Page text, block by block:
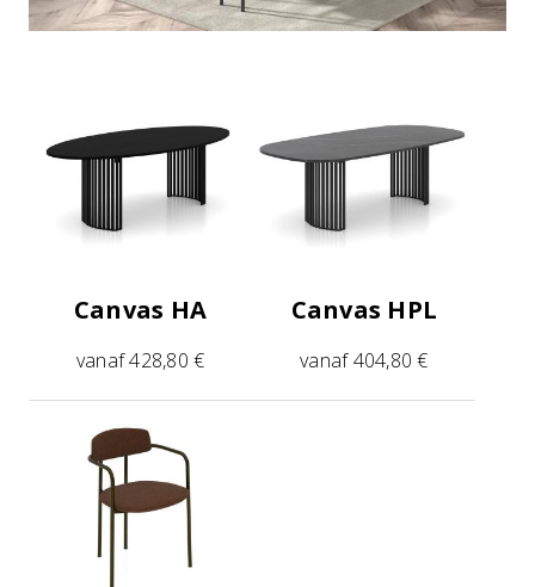
Canvas HA
vanaf 428,80 €
Canvas HPL
vanaf 404,80 €